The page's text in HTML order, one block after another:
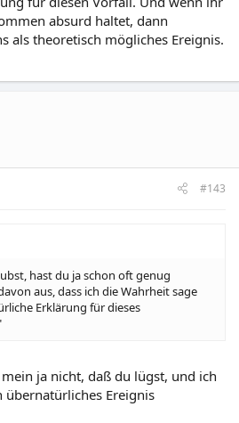
absurd haltet, dann
als theoretisch mögliches Ereignis.
#143
hast du ja schon oft genug
aus, dass ich die Wahrheit sage
Erklärung für dieses
ja nicht, daß du lügst, und ich
übernatürliches Ereignis